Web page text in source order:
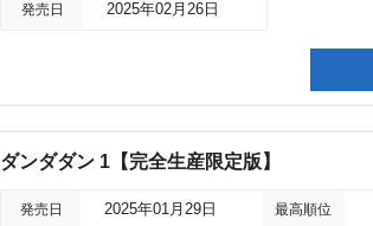
発売日 2025年02月26日
ダンダダン 1【完全生産限定版】
発売日 2025年01月29日 最高順位